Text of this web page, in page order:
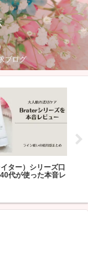
ブログ
めのトライアルセッ
せるスキンケア